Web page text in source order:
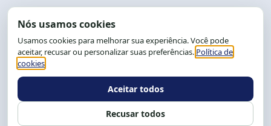
End.: R. da Graça, 150. Graça
CEP: 40.150-055
Salvador-BA, Brasil.
Tel.: (71) 2104-5457, Cel.: (71) 9 9239-2104 ou 2105
Expediente: 8h às 12h e 13 às 17h.